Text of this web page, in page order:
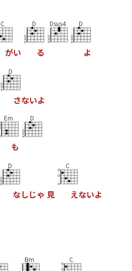
C
がい
D
る
Dsus4 D
よ
D
さないよ
Em
も
D
D
なしじゃ 見
C
えないよ
Bm C